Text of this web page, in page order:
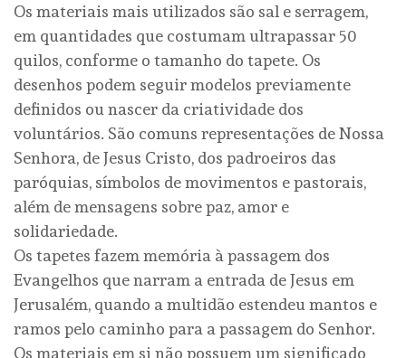
Os materiais mais utilizados são sal e serragem,
em quantidades que costumam ultrapassar 50
quilos, conforme o tamanho do tapete. Os
desenhos podem seguir modelos previamente
definidos ou nascer da criatividade dos
voluntários. São comuns representações de Nossa
Senhora, de Jesus Cristo, dos padroeiros das
paróquias, símbolos de movimentos e pastorais,
além de mensagens sobre paz, amor e
solidariedade.
Os tapetes fazem memória à passagem dos
Evangelhos que narram a entrada de Jesus em
Jerusalém, quando a multidão estendeu mantos e
ramos pelo caminho para a passagem do Senhor.
Os materiais em si não possuem um significado